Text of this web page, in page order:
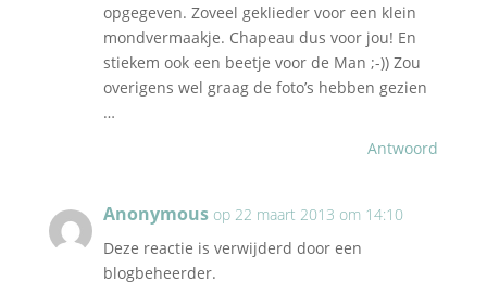
opgegeven. Zoveel geklieder voor een klein
mondvermaakje. Chapeau dus voor jou! En
stiekem ook een beetje voor de Man ;-)) Zou
overigens wel graag de foto’s hebben gezien
…
Antwoord
Anonymous op 22 maart 2013 om 14:10
Deze reactie is verwijderd door een
blogbeheerder.